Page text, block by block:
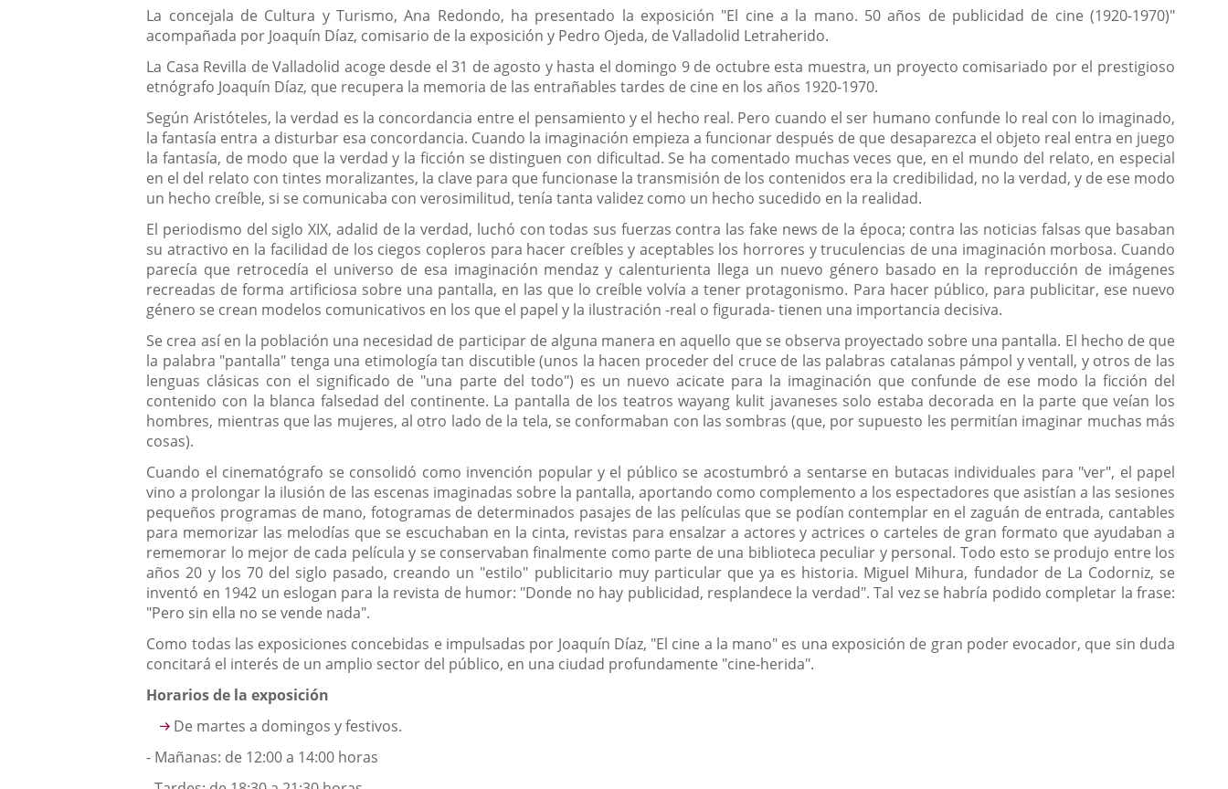
Descripción
La concejala de Cultura y Turismo, Ana Redondo, ha presentado la exposición "El cine a la mano. 50 años de publicidad de cine (1920-1970)"
acompañada por Joaquín Díaz, comisario de la exposición y Pedro Ojeda, de Valladolid Letraherido.
La Casa Revilla de Valladolid acoge desde el 31 de agosto y hasta el domingo 9 de octubre esta muestra, un proyecto comisariado por el prestigioso
etnógrafo Joaquín Díaz, que recupera la memoria de las entrañables tardes de cine en los años 1920-1970.
Según Aristóteles, la verdad es la concordancia entre el pensamiento y el hecho real. Pero cuando el ser humano confunde lo real con lo imaginado,
la fantasía entra a disturbar esa concordancia. Cuando la imaginación empieza a funcionar después de que desaparezca el objeto real entra en juego
la fantasía, de modo que la verdad y la ficción se distinguen con dificultad. Se ha comentado muchas veces que, en el mundo del relato, en especial
en el del relato con tintes moralizantes, la clave para que funcionase la transmisión de los contenidos era la credibilidad, no la verdad, y de ese modo
un hecho creíble, si se comunicaba con verosimilitud, tenía tanta validez como un hecho sucedido en la realidad.
El periodismo del siglo XIX, adalid de la verdad, luchó con todas sus fuerzas contra las fake news de la época; contra las noticias falsas que basaban
su atractivo en la facilidad de los ciegos copleros para hacer creíbles y aceptables los horrores y truculencias de una imaginación morbosa. Cuando
parecía que retrocedía el universo de esa imaginación mendaz y calenturienta llega un nuevo género basado en la reproducción de imágenes
recreadas de forma artificiosa sobre una pantalla, en las que lo creíble volvía a tener protagonismo. Para hacer público, para publicitar, ese nuevo
género se crean modelos comunicativos en los que el papel y la ilustración -real o figurada- tienen una importancia decisiva.
Se crea así en la población una necesidad de participar de alguna manera en aquello que se observa proyectado sobre una pantalla. El hecho de que
la palabra "pantalla" tenga una etimología tan discutible (unos la hacen proceder del cruce de las palabras catalanas pámpol y ventall, y otros de las
lenguas clásicas con el significado de "una parte del todo") es un nuevo acicate para la imaginación que confunde de ese modo la ficción del
contenido con la blanca falsedad del continente. La pantalla de los teatros wayang kulit javaneses solo estaba decorada en la parte que veían los
hombres, mientras que las mujeres, al otro lado de la tela, se conformaban con las sombras (que, por supuesto les permitían imaginar muchas más
cosas).
Cuando el cinematógrafo se consolidó como invención popular y el público se acostumbró a sentarse en butacas individuales para "ver", el papel
vino a prolongar la ilusión de las escenas imaginadas sobre la pantalla, aportando como complemento a los espectadores que asistían a las sesiones
pequeños programas de mano, fotogramas de determinados pasajes de las películas que se podían contemplar en el zaguán de entrada, cantables
para memorizar las melodías que se escuchaban en la cinta, revistas para ensalzar a actores y actrices o carteles de gran formato que ayudaban a
rememorar lo mejor de cada película y se conservaban finalmente como parte de una biblioteca peculiar y personal. Todo esto se produjo entre los
años 20 y los 70 del siglo pasado, creando un "estilo" publicitario muy particular que ya es historia. Miguel Mihura, fundador de La Codorniz, se
inventó en 1942 un eslogan para la revista de humor: "Donde no hay publicidad, resplandece la verdad". Tal vez se habría podido completar la frase:
"Pero sin ella no se vende nada".
Como todas las exposiciones concebidas e impulsadas por Joaquín Díaz, "El cine a la mano" es una exposición de gran poder evocador, que sin duda
concitará el interés de un amplio sector del público, en una ciudad profundamente "cine-herida".
Horarios de la exposición
De martes a domingos y festivos.
- Mañanas: de 12:00 a 14:00 horas